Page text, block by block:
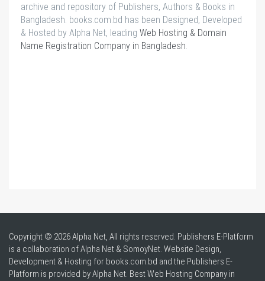
archive and repository of Publishers, Authors & Books in
Bangladesh. books.com.bd has been Designed, Developed
& Hosted by Alpha Net, leading Web Hosting & Domain
Name Registration Company in Bangladesh
Copyright © 2026 Alpha Net, All rights reserved. Publishers E-Platform
is a collaboration of Alpha Net & SomoyNet. Website Design,
Development & Hosting for books.com.bd and the Publishers E-
Platform is provided by Alpha Net. BestWeb Hosting Company in